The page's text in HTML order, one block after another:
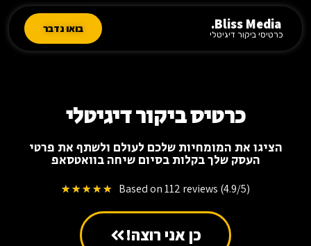
Bliss Media.
כרטיסי ביקור דיגיטלי
בואו נדבר
כרטיס ביקור דיגיטלי
הציגו את המומחיות שלכם לעולם ולשתף את פרטי
העסק שלך בקלות בסיום שיחה בוואטסאפ
Based on 112 reviews (4.9/5)
★
★
★
★
★
כן אני רוצה!